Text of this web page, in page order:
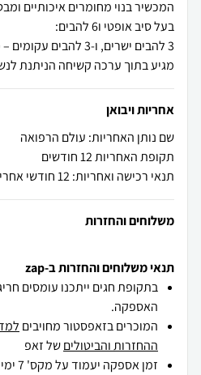
מגיע בתוך ערכה קשיחה הניתנת
אחריות ויבואן
שם נותן האחריות: עולם הרפואה
תקופת האחריות 12 חודשים
תנאי רכישה ואחריות: 12 חודשי אחריות לטיב המוצר
משלוחים והחזרות
תנאי משלוחים והחזרות ב-zap
בתקופת חגים ייתכנו עומסים
האספקה.
המוכרים בזאפסטור מחויבים
ההחזרות והביטוליםשל זאפ
זמן אספקה יעמוד על מקס' 7 ימי עסקים מיום הזמנה,